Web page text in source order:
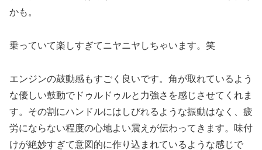
かも。
乗っていて楽しすぎてニヤニヤしちゃいます。笑
エンジンの鼓動感もすごく良いです。角が取れているよう
な優しい鼓動でドゥルドゥルと力強さを感じさせてくれま
す。その割にハンドルにはしびれるような振動はなく、疲
労にならない程度の心地よい震えが伝わってきます。味付
けが絶妙すぎて意図的に作り込まれているような感じで